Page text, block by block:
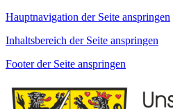
Hauptnavigation der Seite anspringen
Inhaltsbereich der Seite anspringen
Footer der Seite anspringen